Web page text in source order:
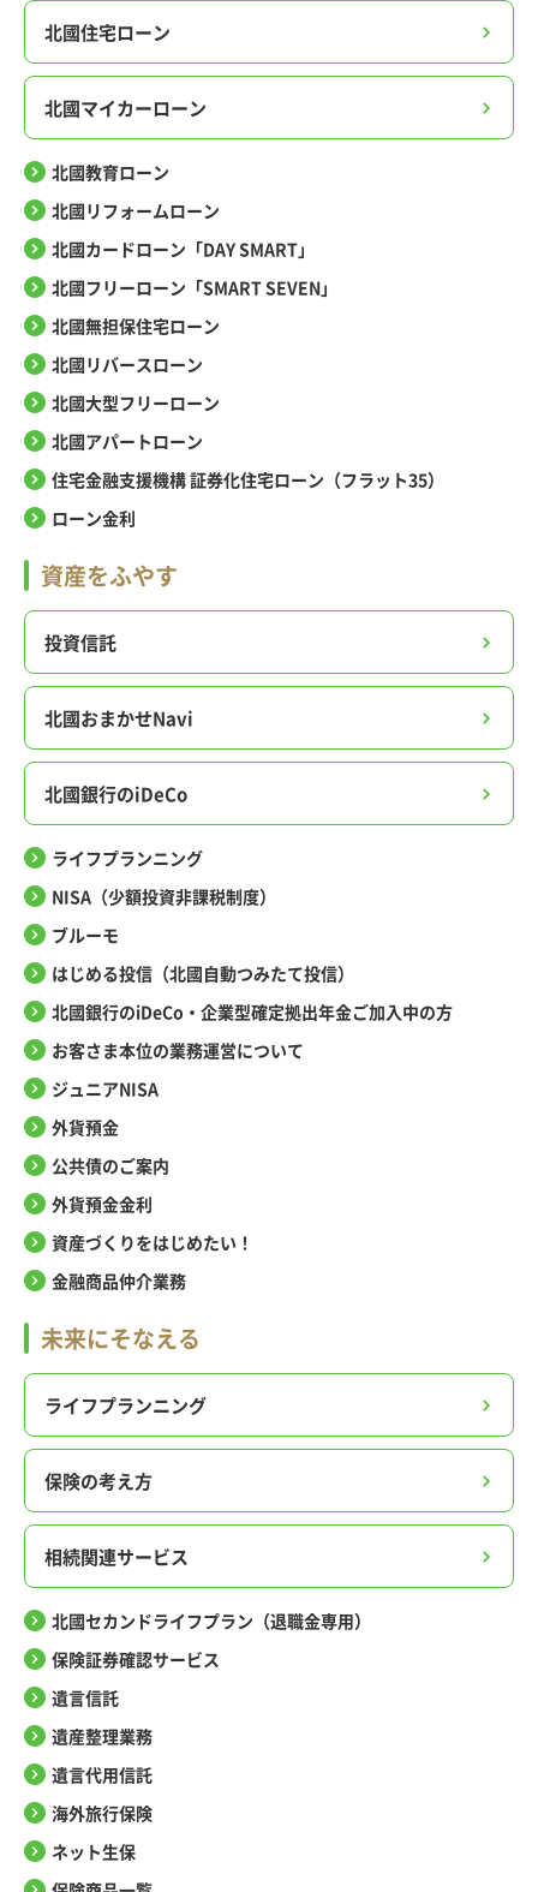
北國住宅ローン
北國マイカーローン
北國教育ローン
北國リフォームローン
北國カードローン「DAY SMART」
北國フリーローン「SMART SEVEN」
北國無担保住宅ローン
北國リバースローン
北國大型フリーローン
北國アパートローン
住宅金融支援機構 証券化住宅ローン（フラット35）
ローン金利
資産をふやす
投資信託
北國おまかせNavi
北國銀行のiDeCo
ライフプランニング
NISA（少額投資非課税制度）
ブルーモ
はじめる投信（北國自動つみたて投信）
北國銀行のiDeCo・企業型確定拠出年金ご加入中の方
お客さま本位の業務運営について
ジュニアNISA
外貨預金
公共債のご案内
外貨預金金利
資産づくりをはじめたい！
金融商品仲介業務
未来にそなえる
ライフプランニング
保険の考え方
相続関連サービス
北國セカンドライフプラン（退職金専用）
保険証券確認サービス
遺言信託
遺産整理業務
遺言代用信託
海外旅行保険
ネット生保